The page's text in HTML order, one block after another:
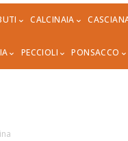
CALCINAIA
PECCIOLI PONSACCO